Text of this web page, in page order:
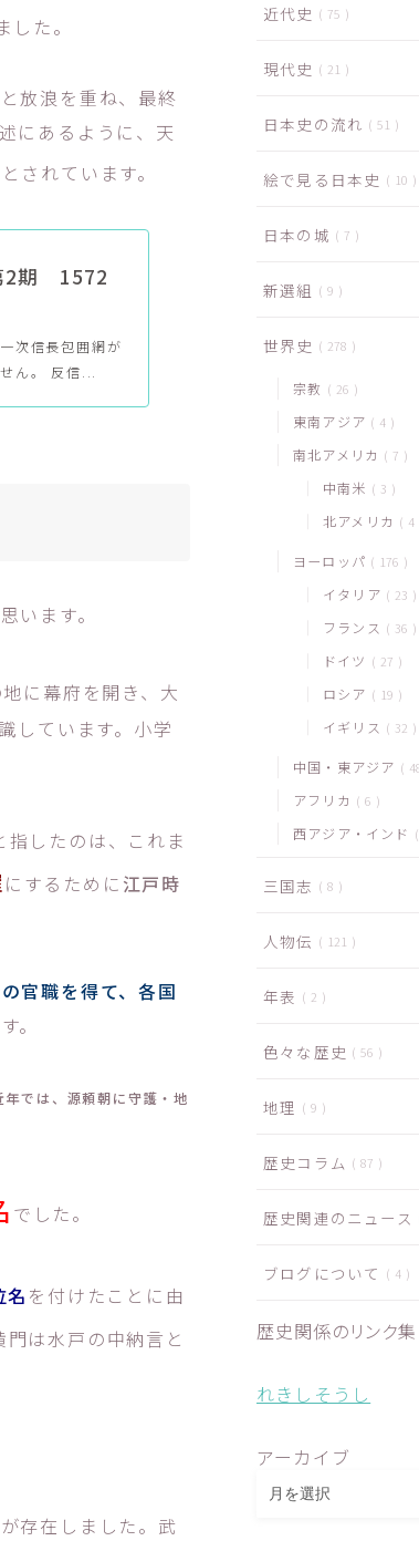
た。
放浪を重ね、最終
にあるように、天
されています。
2期 1572
次信長包囲網が
ん。 反信...
います。
に幕府を開き、大
しています。小学
指したのは、これま
にするために 江戸時
官職を得て、各国
。
では、源頼朝に守護・地
でした。
名 を付けたことに由
は水戸の中納言と
存在しました。武
近代史 75
現代史 21
日本史の流れ 51
絵で見る日本史 10
日本の城 7
新選組 9
世界史 278
宗教 26
東南アジア 4
南北アメリカ 7
中南米 3
北アメリカ 4
ヨーロッパ 176
イタリア 23
フランス 36
ドイツ 27
ロシア 19
イギリス 32
中国・東アジア
アフリカ 6
西アジア・インド
三国志 8
人物伝 121
年表 2
色々な歴史 56
地理 9
歴史コラム 87
歴史関連のニュース
ブログについて 4
歴史関係のリンク集
れきしそうし
アーカイブ